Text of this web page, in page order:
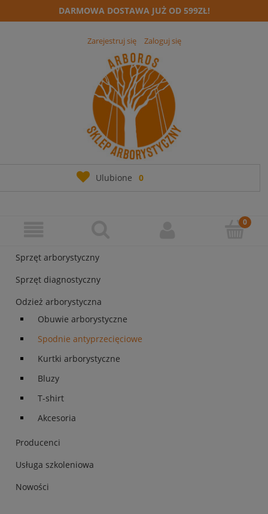
DARMOWA DOSTAWA JUŻ OD 599ZŁ!
Zarejestruj się Zaloguj się
Ulubione 0
Sprzęt arborystyczny
Sprzęt diagnostyczny
Odzież arborystyczna
Obuwie arborystyczne
Spodnie antyprzecięciowe
Kurtki arborystyczne
Bluzy
T-shirt
Akcesoria
Producenci
Usługa szkoleniowa
Nowości